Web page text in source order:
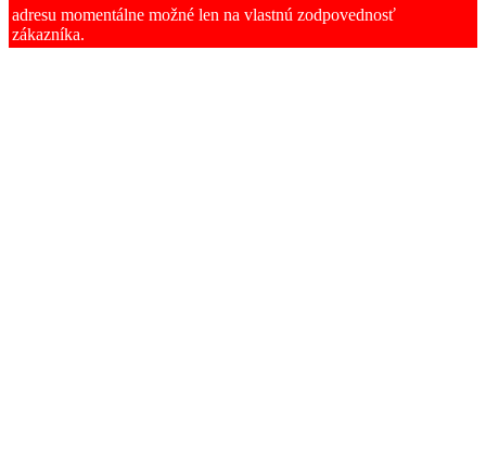
adresu momentálne možné len na vlastnú zodpovednosť
zákazníka.